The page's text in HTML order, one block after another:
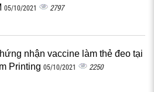
05/10/2021 2797
nhận vaccine làm thẻ đeo tại
Printing 05/10/2021 2250